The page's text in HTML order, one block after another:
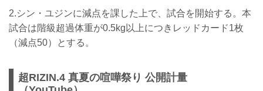
2.シン・ユジンに減点を課した上で、試合を開始する。本
試合は階級超過体重が0.5kg以上につきレッドカード1枚
（減点50）とする。
超RIZIN.4 真夏の喧嘩祭り 公開計量